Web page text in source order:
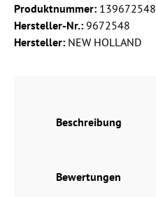
Produktnummer: 139672548
Hersteller-Nr.: 9672548
Hersteller: NEW HOLLAND
Beschreibung
Bewertungen